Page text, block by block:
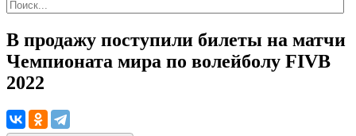
В продажу поступили билеты на матчи
Чемпионата мира по волейболу FIVB
2022